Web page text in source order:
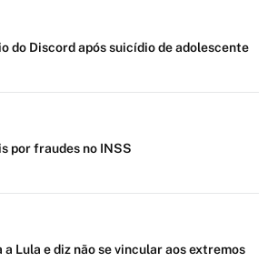
do Discord após suicídio de adolescente
por fraudes no INSS
a Lula e diz não se vincular aos extremos